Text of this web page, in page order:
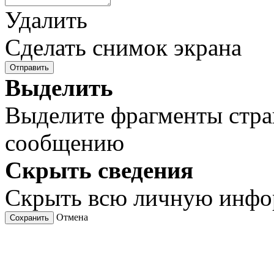
Удалить
Сделать снимок экрана
Отправить
Выделить
Выделите фрагменты
сообщению
Скрыть сведения
Скрыть всю личную
Сохранить Отмена